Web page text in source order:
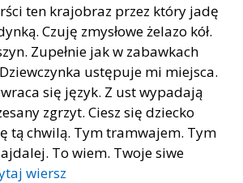
ten krajobraz przez który jadę
Czuję zmysłowe żelazo kół.
Zupełnie jak w zabawkach
ustępuje mi miejsca.
się język. Z ust wypadają
zgrzyt. Ciesz się dziecko
tą chwilą. Tym tramwajem. Tym
To wiem. Twoje siwe
wiersz